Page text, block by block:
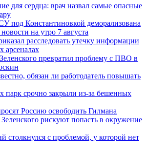
для сердца: врач назвал самые опасные
под Константиновкой деморализована
на утро 7 августа
расследовать утечку информации
арсеналах
превратил проблему с ПВО в
обязан ли работодатель повышать
парк срочно закрыли из-за бешенных
Россию освободить Гилмана
рискуют попасть в окружение
столкнулся с проблемой, у которой нет